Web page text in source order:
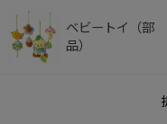
ベビートイ（部
品）